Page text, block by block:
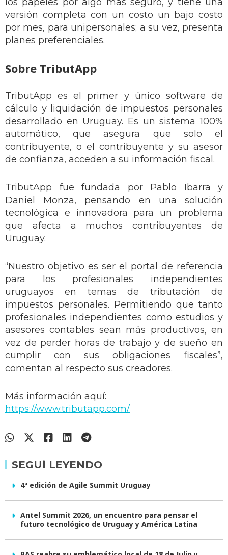
versión completa con un costo un bajo costo
por mes, para unipersonales; a su vez, presenta
planes preferenciales.
Sobre TributApp
TributApp es el primer y único software de
cálculo y liquidación de impuestos personales
desarrollado en Uruguay. Es un sistema 100%
automático, que asegura que solo el
contribuyente, o el contribuyente y su asesor
de confianza, acceden a su información fiscal.
TributApp fue fundada por Pablo Ibarra y
Daniel Monza, pensando en una solución
tecnológica e innovadora para un problema
que afecta a muchos contribuyentes de
Uruguay.
“Nuestro objetivo es ser el portal de referencia
para los profesionales independientes
uruguayos en temas de tributación de
impuestos personales. Permitiendo que tanto
profesionales independientes como estudios y
asesores contables sean más productivos, en
vez de perder horas de trabajo y de sueño en
cumplir con sus obligaciones fiscales”,
comentan al respecto sus creadores.
Más información aquí:
https://www.tributapp.com/
SEGUÍ LEYENDO
4ª edición de Agile Summit Uruguay
Antel Summit 2026, un encuentro para pensar el
futuro tecnológico de Uruguay y América Latina